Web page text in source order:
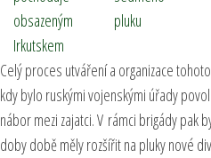
Celý proces utváření a organizace
kdy bylo ruskými vojenskými úřady
nábor mezi zajatci. V rámci brigády pak
doby době měly rozšířit na pluky nové